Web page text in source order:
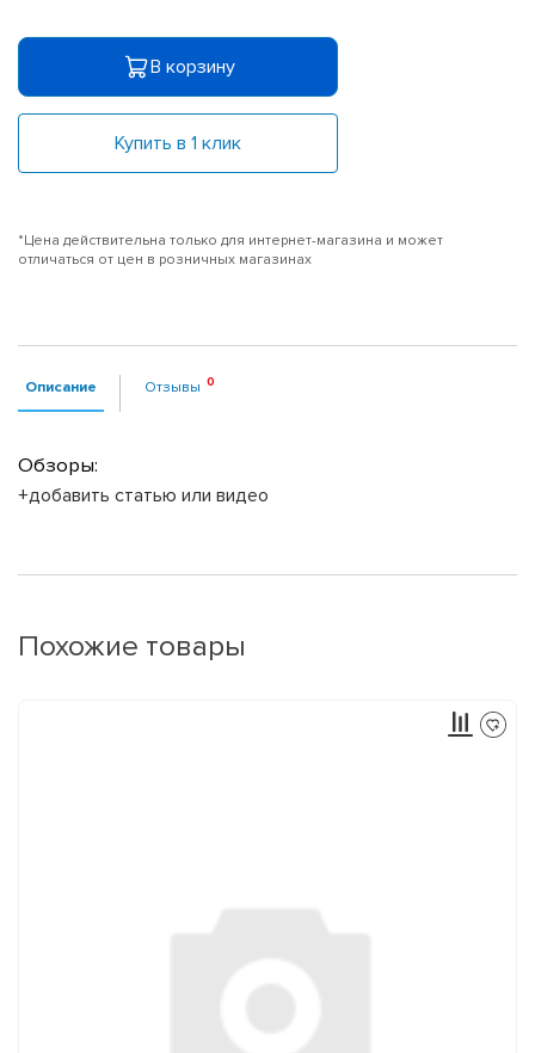
В корзину
Купить в 1 клик
*Цена действительна только для интернет-магазина и может
отличаться от цен в розничных магазинах
Описание Отзывы
Обзоры:
+добавить статью или видео
Похожие товары